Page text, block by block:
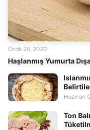
Haşlanmış Yumurta
Ocak 28, 2020
Haziran
Ton